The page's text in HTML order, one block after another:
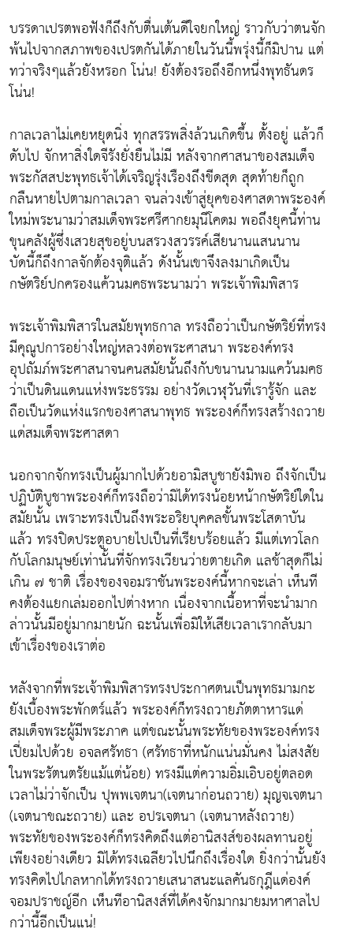
บรรดาเปรตพอฟังก็ถึงกับตื่นเต้นดีใจยกใหญ่ ราวกับว่าตนจัก
พ้นไปจากสภาพของเปรตกันได้ภายในวันนี้พรุ่งนี้ก็มิปาน แต่
ทว่าจริงๆแล้วยังหรอก โน่น! ยังต้องรอถึงอีกหนึ่งพุทธันดร
โน่น!
กาลเวลาไม่เคยหยุดนิ่ง ทุกสรรพสิ่งล้วนเกิดขึ้น ตั้งอยู่ แล้วก็
ดับไป จักหาสิ่งใดจีรังยั่งยืนไม่มี หลังจากศาสนาของสมเด็จ
พระกัสสปะพุทธเจ้าได้เจริญรุ่งเรืองถึงขีดสุด สุดท้ายก็ถูก
กลืนหายไปตามกาลเวลา จนล่วงเข้าสู่ยุคของศาสดาพระองค์
ใหม่พระนามว่าสมเด็จพระศรีศากยมุนีโคดม พอถึงยุคนี้ท่าน
ขุนคลังผู้ซึ่งเสวยสุขอยู่บนสรวงสวรรค์เสียนานแสนนาน
บัดนี้ก็ถึงกาลจักต้องจุติแล้ว ดังนั้นเขาจึงลงมาเกิดเป็น
กษัตริย์ปกครองแค้วนมคธพระนามว่า พระเจ้าพิมพิสาร
พระเจ้าพิมพิสารในสมัยพุทธกาล ทรงถือว่าเป็นกษัตริย์ที่ทรง
มีคุณูปการอย่างใหญ่หลวงต่อพระศาสนา พระองค์ทรง
อุปถัมภ์พระศาสนาจนคนสมัยนั้นถึงกับขนานนามแคว้นมคธ
ว่าเป็นดินแดนแห่งพระธรรม อย่างวัดเวฬุวันที่เรารู้จัก และ
ถือเป็นวัดแห่งแรกของศาสนาพุทธ พระองค์ก็ทรงสร้างถวาย
แด่สมเด็จพระศาสดา
นอกจากจักทรงเป็นผู้มากไปด้วยอามิสบูชายังมิพอ ถึงจักเป็น
ปฏิบัติบูชาพระองค์ก็ทรงถือว่ามิได้ทรงน้อยหน้ากษัตริย์ใดใน
สมัยนั้น เพราะทรงเป็นถึงพระอริยบุคคลขั้นพระโสดาบัน
แล้ว ทรงปิดประตูอบายไปเป็นที่เรียบร้อยแล้ว มีแต่เทวโลก
กับโลกมนุษย์เท่านั้นที่จักทรงเวียนว่ายตายเกิด แลช้าสุดก็ไม่
เกิน ๗ ชาติ เรื่องของจอมราชันพระองค์นี้หากจะเล่า เห็นที
คงต้องแยกเล่มออกไปต่างหาก เนื่องจากเนื้อหาที่จะนำมาก
ล่าวนั้นมีอยู่มากมายนัก ฉะนั้นเพื่อมิให้เสียเวลาเรากลับมา
เข้าเรื่องของเราต่อ
หลังจากที่พระเจ้าพิมพิสารทรงประกาศตนเป็นพุทธมามกะ
ยังเบื้องพระพักตร์แล้ว พระองค์ก็ทรงถวายภัตตาหารแด่
สมเด็จพระผู้มีพระภาค แต่ขณะนั้นพระทัยของพระองค์ทรง
เปี่ยมไปด้วย อจลศรัทธา (ศรัทธาที่หนักแน่นมั่นคง ไม่สงสัย
ในพระรัตนตรัยแม้แต่น้อย) ทรงมีแต่ความอิ่มเอิบอยู่ตลอด
เวลาไม่ว่าจักเป็น ปุพพเจตนา(เจตนาก่อนถวาย) มุญจเจตนา
(เจตนาขณะถวาย) และ อปรเจตนา (เจตนาหลังถวาย)
พระทัยของพระองค์ก็ทรงคิดถึงแต่อานิสงส์ของผลทานอยู่
เพียงอย่างเดียว มิได้ทรงเฉลียวไปนึกถึงเรื่องใด ยิ่งกว่านั้นยัง
ทรงคิดไปไกลหากได้ทรงถวายเสนาสนะแลคันธกุฎีแด่องค์
จอมปราชญ์อีก เห็นทีอานิสงส์ที่ได้คงจักมากมายมหาศาลไป
กว่านี้อีกเป็นแน่!